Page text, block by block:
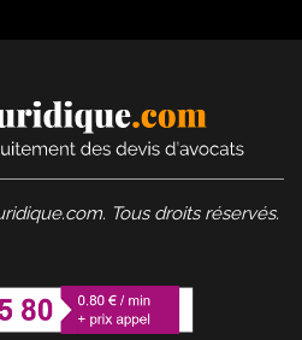
Tous droits réservés.